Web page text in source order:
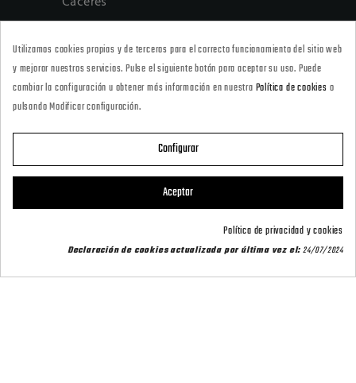
· Tienda Online
marketing@armeriacarril.com
CATEGORÍAS 
CARRIL OUTDOOR 
Utilizamos cookies propias y de terceros para el correcto funcionamiento del sitio web
y mejorar nuestros servicios. Pulse el siguiente botón para aceptar su uso. Puede
cambiar la configuración u obtener más información en nuestra Política de cookies o
pulsando Modificar configuración.
Configurar
Aceptar
Política de privacidad y cookies
Declaración de cookies actualizada por última vez el:24/07/2024